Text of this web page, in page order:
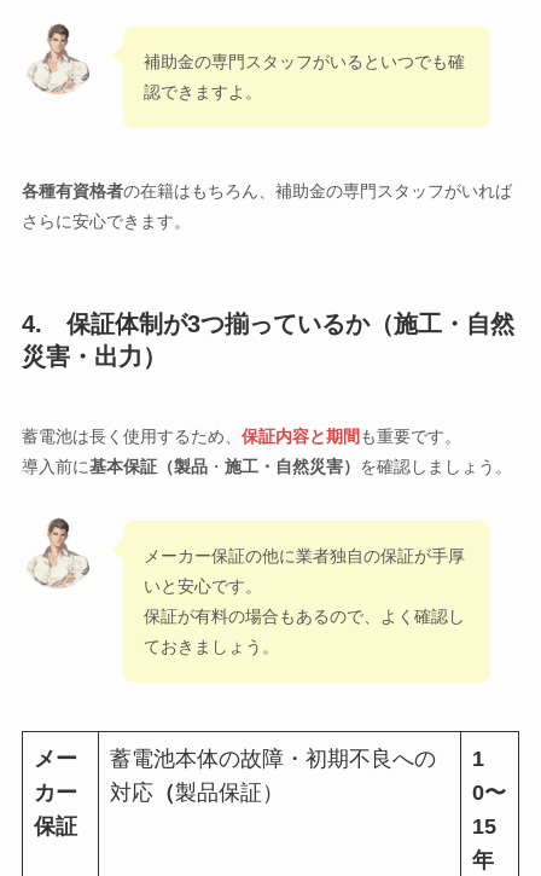
補助金の専門スタッフがいるといつでも確
認できますよ。
各種有資格者の在籍はもちろん、補助金の専門スタッフがいれば
さらに安心できます。
4. 保証体制が3つ揃っているか（施工・自然
災害・出力）
蓄電池は長く使用するため、 保証内容と期間も重要です。
導入前に基本保証（製品・ 施工・自然災害） を確認しましょう。
メーカー保証の他に業者独自の保証が手厚
いと安心です。
保証が有料の場合もあるので、よく確認し
ておきましょう。
メー
カー
保証
蓄電池本体の故障・初期不良への
対応（製品保証）
1
0〜
15
年